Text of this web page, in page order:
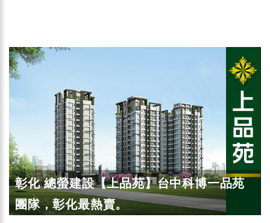
彰化 總螢建設【上品苑】台中科博一品苑
團隊，彰化最熱賣。